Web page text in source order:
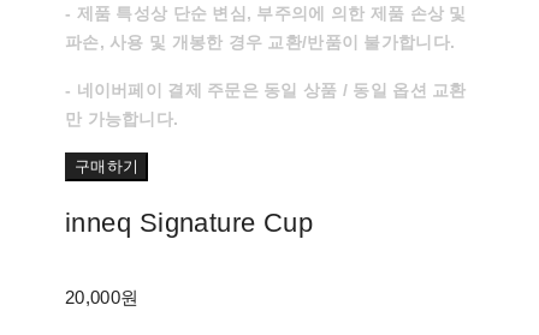
- 제품 특성상 단순 변심, 부주의에 의한 제품 손상 및
파손, 사용 및 개봉한 경우 교환/반품이 불가합니다.
- 네이버페이 결제 주문은 동일 상품 / 동일 옵션 교환
만 가능합니다.
구매하기
inneq Signature Cup
20,000원